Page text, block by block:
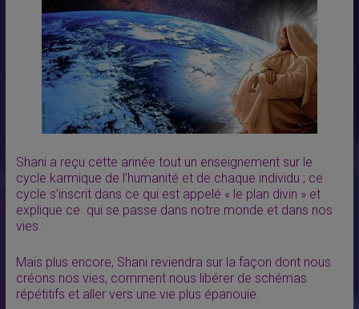
Shani a reçu cette année tout un enseignement sur le
cycle karmique de l’humanité et de chaque individu ; ce
cycle s’inscrit dans ce qui est appelé « le plan divin » et
explique ce qui se passe dans notre monde et dans nos
vies.
Mais plus encore, Shani reviendra sur la façon dont nous
créons nos vies, comment nous libérer de schémas
répétitifs et aller vers une vie plus épanouie.